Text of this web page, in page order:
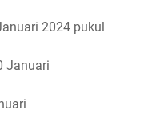
2024 pukul
Januari